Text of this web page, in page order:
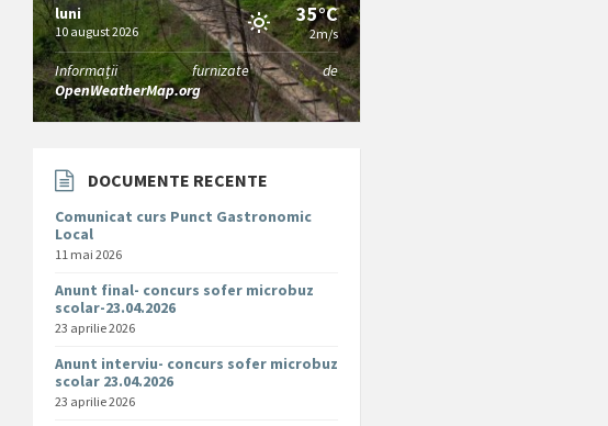
luni
10 august 2026
35°C
2m/s
Informații furnizate de
OpenWeatherMap.org
DOCUMENTE RECENTE
Comunicat curs Punct Gastronomic
Local
11 mai 2026
Anunt final- concurs sofer microbuz
scolar-23.04.2026
23 aprilie 2026
Anunt interviu- concurs sofer microbuz
scolar 23.04.2026
23 aprilie 2026